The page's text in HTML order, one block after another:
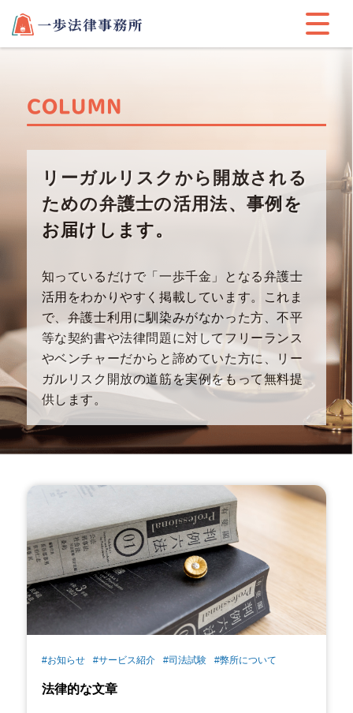
COLUMN
リーガルリスクから開放される
ための弁護士の活用法、事例を
お届けします。
知っているだけで「一歩千金」となる弁護士
活用をわかりやすく掲載しています。これま
で、弁護士利用に馴染みがなかった方、不平
等な契約書や法律問題に対してフリーラン ス
やベンチャーだからと諦めていた方に、リー
ガルリスク開放の道筋を実例をもって無料提
供します。
#お知らせ #サービス紹介 #司法試験 #弊所について
法律的な文章